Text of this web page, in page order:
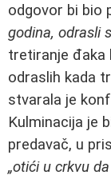
odgovor bi bio
godina, odrasli
tretiranje đaka
odraslih kada
stvarala je
Kulminacija je
predavač, u
„otići u crkvu